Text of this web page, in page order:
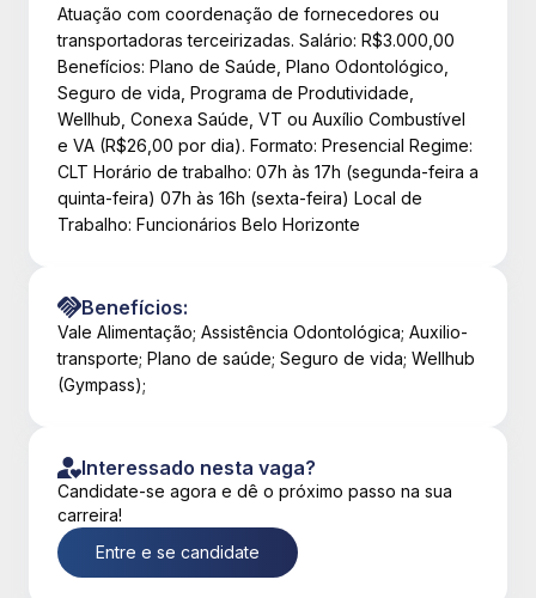
Atuação com coordenação de fornecedores ou
transportadoras terceirizadas. Salário: R$3.000,00
Benefícios: Plano de Saúde, Plano Odontológico,
Seguro de vida, Programa de Produtividade,
Wellhub, Conexa Saúde, VT ou Auxílio Combustível
e VA (R$26,00 por dia). Formato: Presencial Regime:
CLT Horário de trabalho: 07h às 17h (segunda-feira a
quinta-feira) 07h às 16h (sexta-feira) Local de
Trabalho: Funcionários Belo Horizonte
Benefícios:
Vale Alimentação; Assistência Odontológica; Auxilio-
transporte; Plano de saúde; Seguro de vida; Wellhub
(Gympass);
Interessado nesta vaga?
Candidate-se agora e dê o próximo passo na sua
carreira!
Entre e se candidate